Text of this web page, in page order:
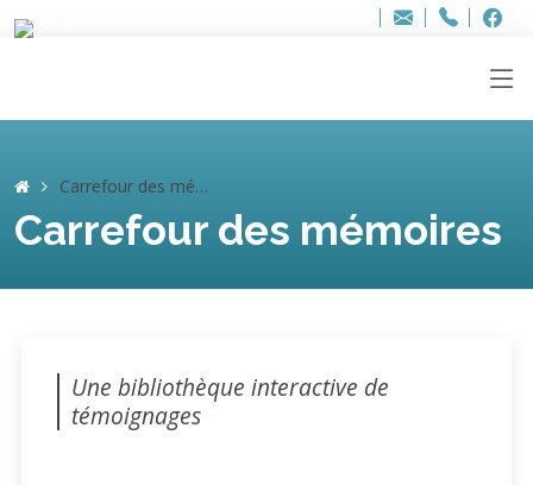
Adresse
info..hâthe..
Tel.
Tel.
Carrefour des mémoires
Carrefour des mémoires
Une bibliothèque interactive de
témoignages